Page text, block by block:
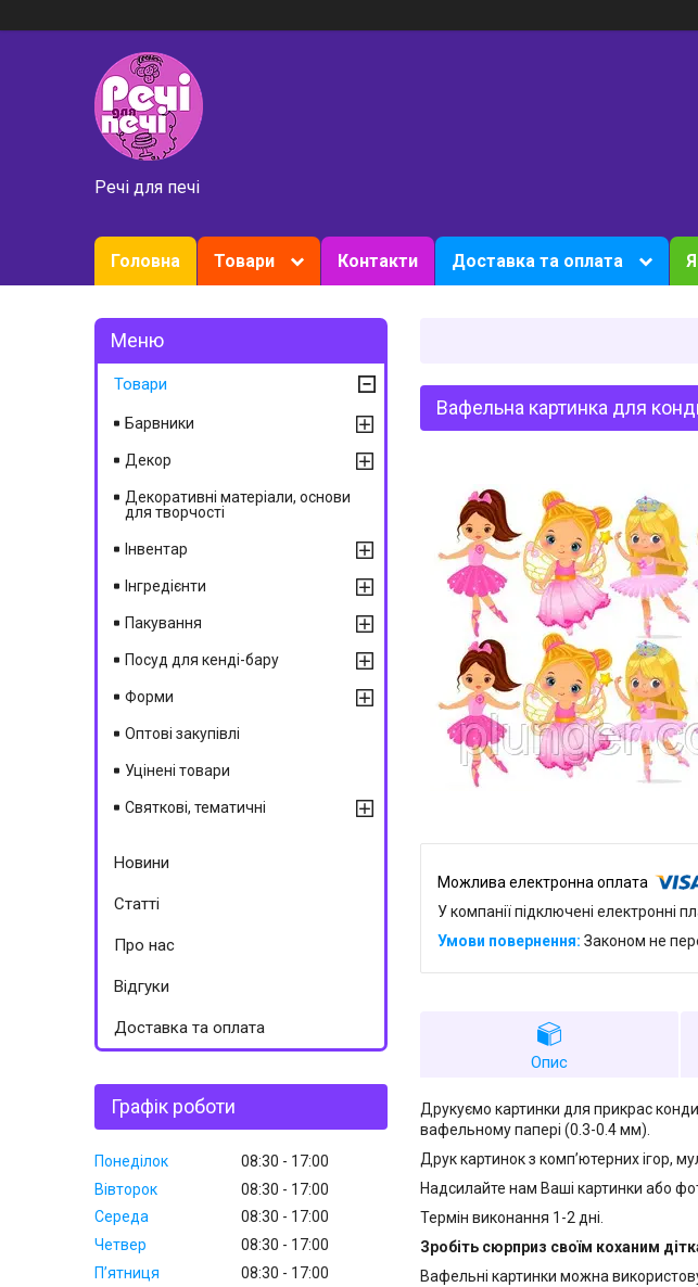
Речі для печі
Головна Товари Контакти Доставка та оплата
Вафельна картинка для
У компанії підключені електронні
Законом не
Опис
Друкуємо картинки для прикрас
вафельному папері (0.3-0.4 мм).
Друк картинок з комп’ютерних ігор,
Надсилайте нам Ваші картинки або
Термін виконання 1-2 дні.
Зробіть сюрприз своїм коханим
Вафельні картинки можна
Товари
Барвники
Декор
Декоративні матеріали, основи
для творчості
Інвентар
Інгредієнти
Пакування
Посуд для кенді-бару
Форми
Оптові закупівлі
Уцінені товари
Святкові, тематичні
Новини
Статті
Про нас
Відгуки
Доставка та оплата
Графік роботи
Понеділок 08:30
17:00
Вівторок
08:30
17:00
Середа
08:30
17:00
Четвер
08:30
17:00
Пʼятниця
08:30
17:00